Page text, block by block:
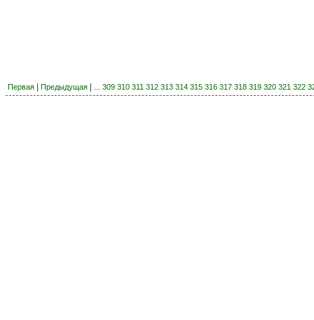
Первая Предыдущая | ... 309 310 311 312 313 314 315 316 317 318 319 320 321 322